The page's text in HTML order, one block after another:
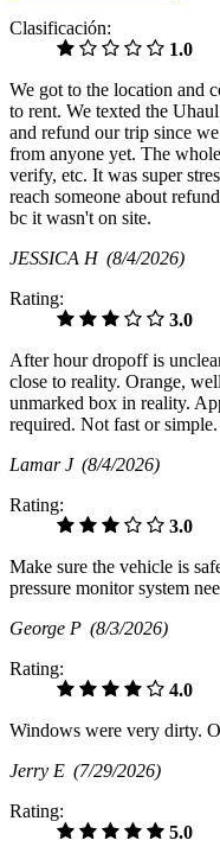
Clasificación:
1.0
We got to the location and
to rent. We texted the
and refund our trip since
from anyone yet. The
verify, etc. It was super
reach someone about
bc it wasn't on site.
JESSICA H (8/4/2026)
Rating:
3.0
After hour dropoff is
close to reality. Orange,
unmarked box in reality.
required. Not fast or
Lamar J (8/4/2026)
Rating:
3.0
Make sure the vehicle is
pressure monitor system
George P (8/3/2026)
Rating:
4.0
Windows were very dirty.
Jerry E (7/29/2026)
Rating:
5.0